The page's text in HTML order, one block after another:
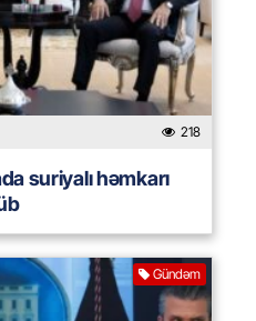
218
suriyalı həmkarı
Gündəm